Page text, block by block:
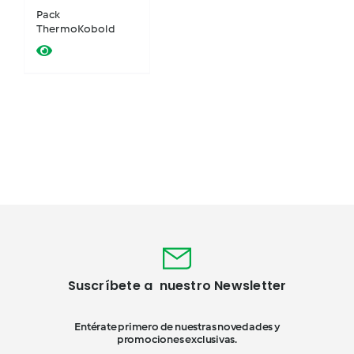
Pack
ThermoKobold
Suscríbete a nuestro Newsletter
Entérate primero de nuestras novedades y
promociones exclusivas.